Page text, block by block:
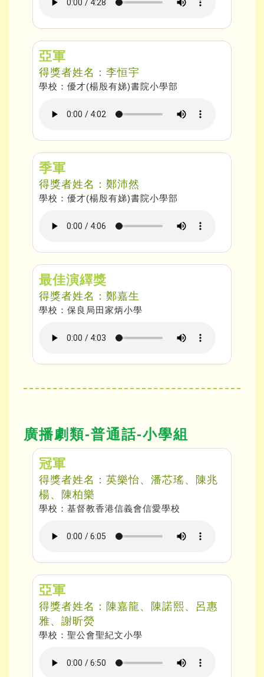
亞軍
得獎者姓名：李恒宇
學校：優才(楊殷有娣)書院小學部
季軍
得獎者姓名：鄭沛然
學校：優才(楊殷有娣)書院小學部
最佳演繹獎
得獎者姓名：鄭嘉生
學校：保良局田家炳小學
廣播劇類-普通話-小學組
冠軍
得獎者姓名：英樂怡、潘芯瑤、陳兆
楊、陳柏樂
學校：基督教香港信義會信愛學校
亞軍
得獎者姓名：陳嘉龍、陳諾熙、呂惠
雅、謝昕熒
學校：聖公會聖紀文小學